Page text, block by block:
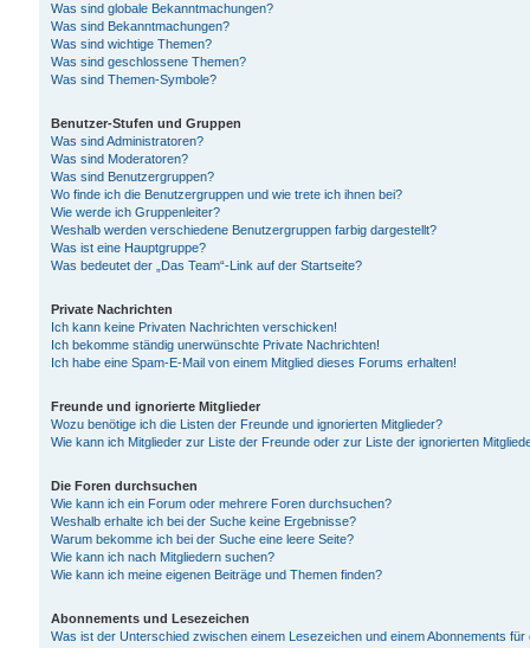
Was sind globale Bekanntmachungen?
Was sind Bekanntmachungen?
Was sind wichtige Themen?
Was sind geschlossene Themen?
Was sind Themen-Symbole?
Benutzer-Stufen und Gruppen
Was sind Administratoren?
Was sind Moderatoren?
Was sind Benutzergruppen?
Wo finde ich die Benutzergruppen und wie trete ich ihnen bei?
Wie werde ich Gruppenleiter?
Weshalb werden verschiedene Benutzergruppen farbig dargestellt?
Was ist eine Hauptgruppe?
Was bedeutet der „Das Team“-Link auf der Startseite?
Private Nachrichten
Ich kann keine Privaten Nachrichten verschicken!
Ich bekomme ständig unerwünschte Private Nachrichten!
Ich habe eine Spam-E-Mail von einem Mitglied dieses Forums erhalten!
Freunde und ignorierte Mitglieder
Wozu benötige ich die Listen der Freunde und ignorierten Mitglieder?
Wie kann ich Mitglieder zur Liste der Freunde oder zur Liste der ignorierten
Die Foren durchsuchen
Wie kann ich ein Forum oder mehrere Foren durchsuchen?
Weshalb erhalte ich bei der Suche keine Ergebnisse?
Warum bekomme ich bei der Suche eine leere Seite?
Wie kann ich nach Mitgliedern suchen?
Wie kann ich meine eigenen Beiträge und Themen finden?
Abonnements und Lesezeichen
Was ist der Unterschied zwischen einem Lesezeichen und einem Abonnements